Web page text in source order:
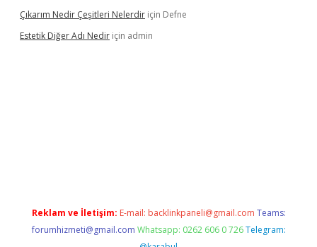
Çıkarım Nedir Çeşitleri Nelerdir için Defne
Estetik Diğer Adı Nedir için admin
Reklam ve İletişim: E-mail: backlinkpaneli@gmail.com Teams:
forumhizmeti@gmail.com Whatsapp: 0262 606 0 726 Telegram: